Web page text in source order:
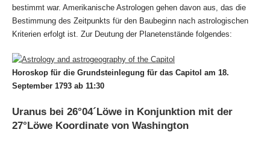
bestimmt war. Amerikanische Astrologen gehen davon aus, das die
Bestimmung des Zeitpunkts für den Baubeginn nach astrologischen
Kriterien erfolgt ist. Zur Deutung der Planetenstände folgendes:
Horoskop für die Grundsteinlegung für das Capitol am 18.
September 1793 ab 11:30
Uranus bei 26°04´Löwe in Konjunktion mit der
27°Löwe Koordinate von Washington